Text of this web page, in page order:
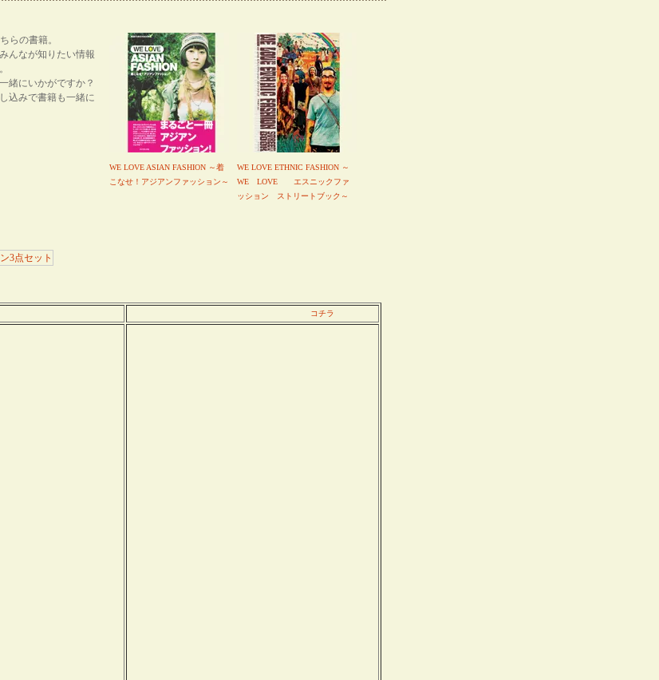
らの書籍。
んなが知りたい情報
緒にいかがですか？
込みで書籍も一緒に
WE LOVE ASIAN FASHION ～着
こなせ！アジアンファッション～
WE LOVE ETHNIC FASHION ～
WE LOVE エスニックファ
ッション ストリートブック～
コチラ